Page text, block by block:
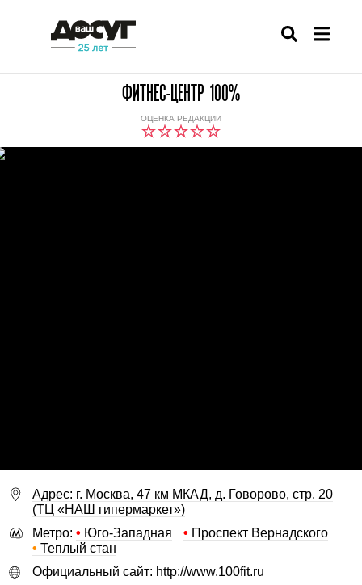
ФИТНЕС-ЦЕНТР 100%
ОЦЕНКА РЕДАКЦИИ
Адрес: г. Москва, 47 км МКАД, д. Говорово, стр. 20
(ТЦ «НАШ гипермаркет»)
Метро: • Юго-Западная • Проспект Вернадского
• Теплый стан
Официальный сайт: http://www.100fit.ru